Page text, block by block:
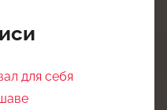
для себя